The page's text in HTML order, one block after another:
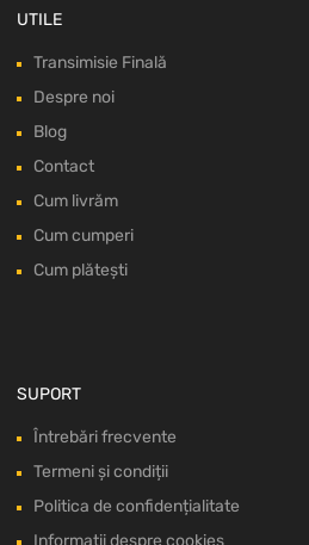
UTILE
Transimisie Finală
Despre noi
Blog
Contact
Cum livrăm
Cum cumperi
Cum plătești
SUPORT
Întrebări frecvente
Termeni și condiții
Politica de confidențialitate